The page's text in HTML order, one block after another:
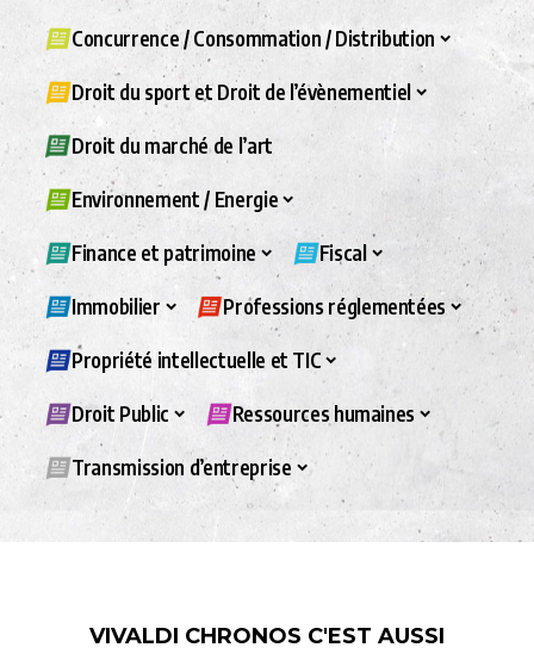
Concurrence / Consommation / Distribution
Droit du sport et Droit de l’évènementiel
Droit du marché de l’art
Environnement / Energie
Finance et patrimoine Fiscal
Immobilier Professions réglementées
Propriété intellectuelle et TIC
Droit Public Ressources humaines
Transmission d’entreprise
VIVALDI CHRONOS C'EST AUSSI